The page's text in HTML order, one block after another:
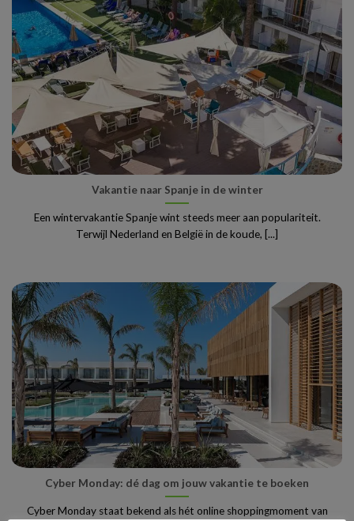
Vakantie naar Spanje in de winter
Een wintervakantie Spanje wint steeds meer aan populariteit.
Terwijl Nederland en België in de koude, [...]
Cyber Monday: dé dag om jouw vakantie te boeken
Cyber Monday staat bekend als hét online shoppingmoment van